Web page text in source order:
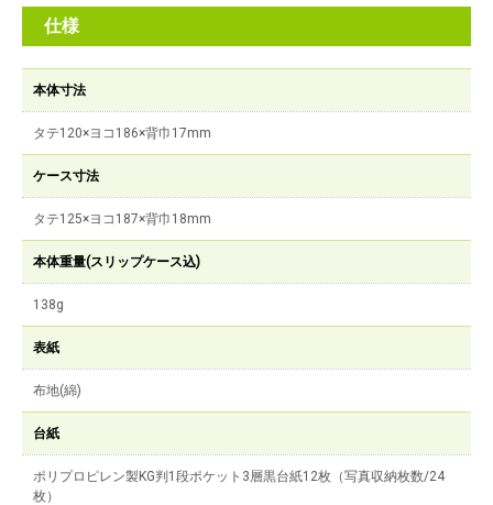
仕様
本体寸法
タテ120×ヨコ186×背巾17mm
ケース寸法
タテ125×ヨコ187×背巾18mm
本体重量(スリップケース込)
138g
表紙
布地(綿)
台紙
ポリプロピレン製KG判1段ポケット3層黒台紙12枚（写真収納枚数/24
枚）